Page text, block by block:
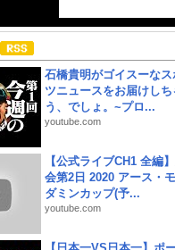
石橋貴明がゴイスーなス
ツニュースをお届けしち
う、でしょ。~プロ...
youtube.com
【公式ライブCH1 全編
会第2日 2020 アース・
ダミンカップ(予...
youtube.com